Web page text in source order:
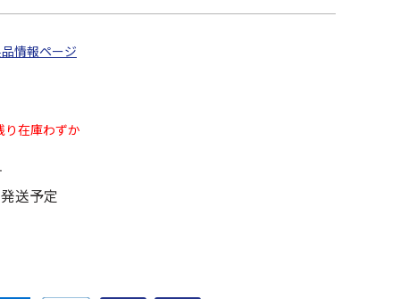
情報ページ
り在庫わずか
送予定